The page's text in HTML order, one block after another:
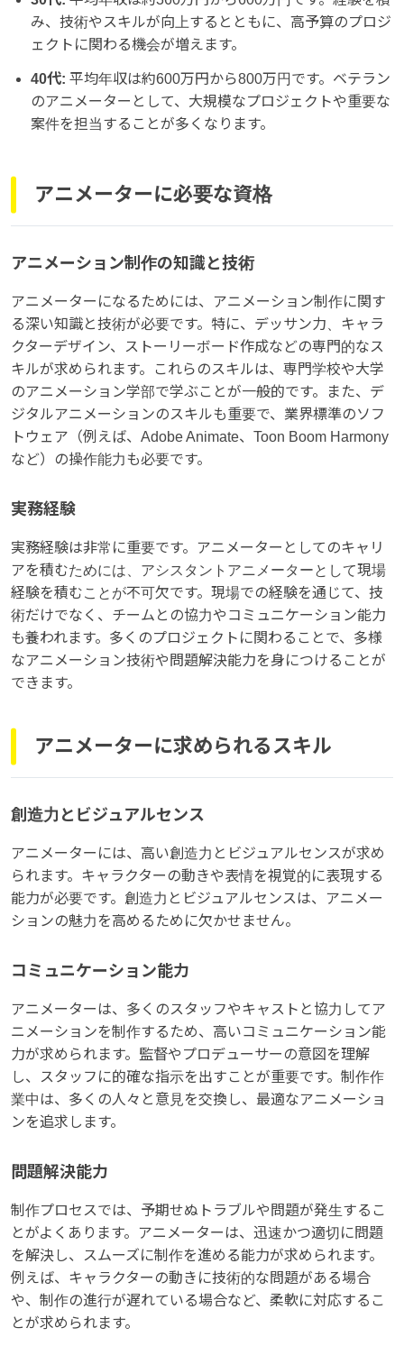
み、技術やスキルが向上するとともに、高予算のプロジ
ェクトに関わる機会が増えます。
40代: 平均年収は約600万円から800万円です。ベテラン
のアニメーターとして、大規模なプロジェクトや重要な
案件を担当することが多くなります。
アニメーターに必要な資格
アニメーション制作の知識と技術
アニメーターになるためには、アニメーション制作に関す
る深い知識と技術が必要です。特に、デッサン力、キャラ
クターデザイン、ストーリーボード作成などの専門的なス
キルが求められます。これらのスキルは、専門学校や大学
のアニメーション学部で学ぶことが一般的です。また、デ
ジタルアニメーションのスキルも重要で、業界標準のソフ
トウェア（例えば、Adobe Animate、Toon Boom Harmony
など）の操作能力も必要です。
実務経験
実務経験は非常に重要です。アニメーターとしてのキャリ
アを積むためには、アシスタントアニメーターとして現場
経験を積むことが不可欠です。現場での経験を通じて、技
術だけでなく、チームとの協力やコミュニケーション能力
も養われます。多くのプロジェクトに関わることで、多様
なアニメーション技術や問題解決能力を身につけることが
できます。
アニメーターに求められるスキル
創造力とビジュアルセンス
アニメーターには、高い創造力とビジュアルセンスが求め
られます。キャラクターの動きや表情を視覚的に表現する
能力が必要です。創造力とビジュアルセンスは、アニメー
ションの魅力を高めるために欠かせません。
コミュニケーション能力
アニメーターは、多くのスタッフやキャストと協力してア
ニメーションを制作するため、高いコミュニケーション能
力が求められます。監督やプロデューサーの意図を理解
し、スタッフに的確な指示を出すことが重要です。制作作
業中は、多くの人々と意見を交換し、最適なアニメーショ
ンを追求します。
問題解決能力
制作プロセスでは、予期せぬトラブルや問題が発生するこ
とがよくあります。アニメーターは、迅速かつ適切に問題
を解決し、スムーズに制作を進める能力が求められます。
例えば、キャラクターの動きに技術的な問題がある場合
や、制作の進行が遅れている場合など、柔軟に対応するこ
とが求められます。